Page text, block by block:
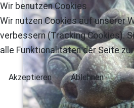
Wir benutzen Cookies
Wir nutzen Cookies auf unserer
verbessern (Tracking Cookies).
alle Funktionalitäten der Seite
Akzeptieren Ablehnen